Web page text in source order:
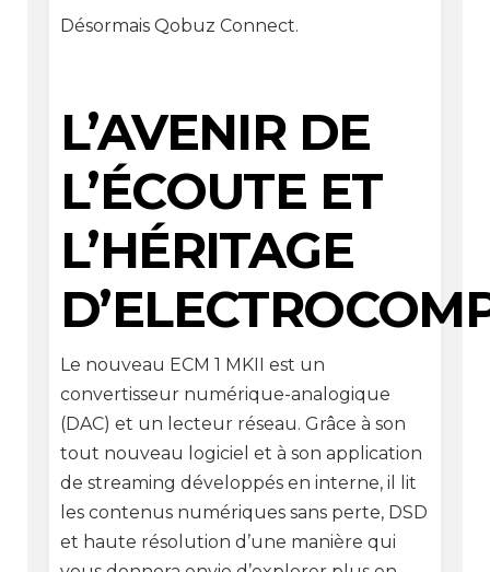
Désormais Qobuz Connect.
L’AVENIR DE
L’ÉCOUTE ET
L’HÉRITAGE
Le nouveau ECM 1 MKII est un
convertisseur numérique-analogique
(DAC) et un lecteur réseau. Grâce à son
tout nouveau logiciel et à son application
de streaming développés en interne, il lit
les contenus numériques sans perte, DSD
et haute résolution d’une manière qui